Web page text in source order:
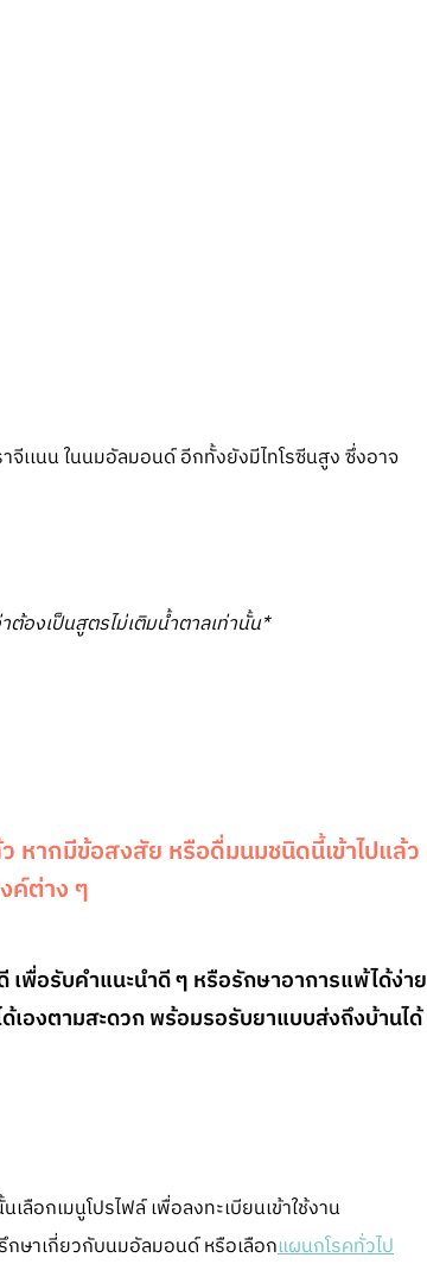
เเนน ในนมอัลมอนด์ อีกทั้งยังมีไทโรซีนสูง ซึ่งอาจ
ต้องเป็นสูตรไม่เติมน้ำตาลเท่านั้น*
ากมีข้อสงสัย หรือดื่มนมชนิดนี้เข้าไปแล้ว
ค์ต่าง ๆ
พื่อรับคำแนะนำดี ๆ หรือรักษาอาการแพ้ได้ง่าย
เองตามสะดวก พร้อมรอรับยาแบบส่งถึงบ้านได้
เลือกเมนูโปรไฟล์ เพื่อลงทะเบียนเข้าใช้งาน
กษาเกี่ยวกับนมอัลมอนด์ หรือเลือกแผนกโรคทั่วไป